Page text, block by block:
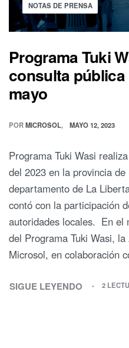
NOTAS DE PRENSA
Programa Tuki
consulta
mayo
PORMICROSOL MAYO 12, 2023
Programa Tuki Wasi
del 2023 en la provincia
departamento de La
contó con la participación
autoridades locales. En el
del Programa Tuki Wasi,
Microsol, en colaboración
SIGUE LEYENDO 2